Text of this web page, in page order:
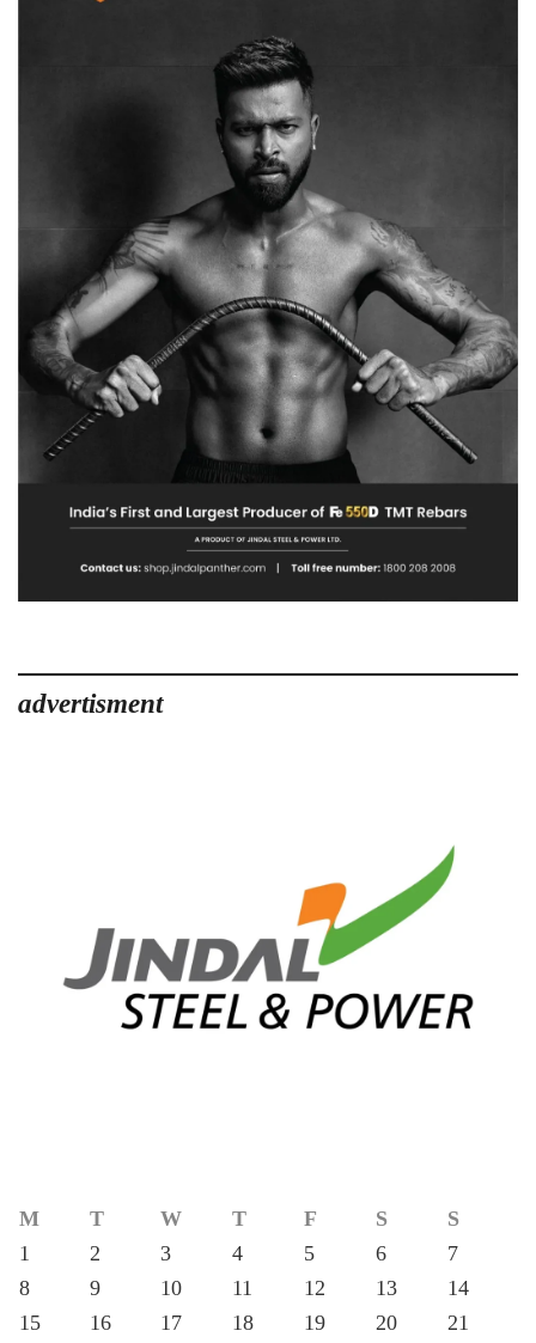
advertisment
M T W T F S
S
1
2 3 4 5 6
7
8
9 10 11 12 13
14
15
16 17 18 19 20
21